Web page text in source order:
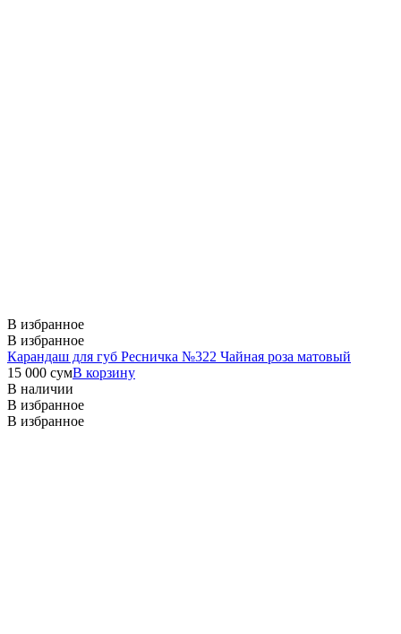
В избранное
В избранное
Карандаш для губ Ресничка №322 Чайная роза матовый
15 000 сумВ корзину
В наличии
В избранное
В избранное